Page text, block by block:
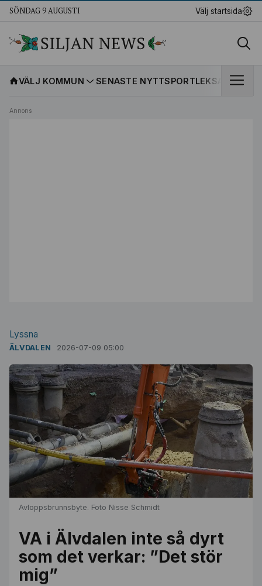
SÖNDAG 9 AUGUSTI Välj startsida
VÄLJ KOMMUN SENASTE NYTTSPORTLEKSANDS IF
Annons
Lyssna
ÄLVDALEN 2026-07-09 05:00
Avloppsbrunnsbyte. Foto Nisse Schmidt
VA i Älvdalen inte så dyrt
som det verkar: ”Det stör
mig”